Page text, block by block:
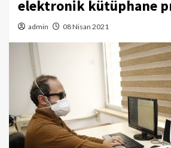
elektronik kütüphane
admin 08 Nisan 2021